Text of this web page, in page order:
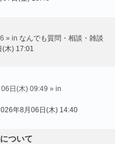
» in なんでも質問・相談・雑談
木) 17:01
日(木) 09:49 » in
年8月06日(木) 14:40
ついて